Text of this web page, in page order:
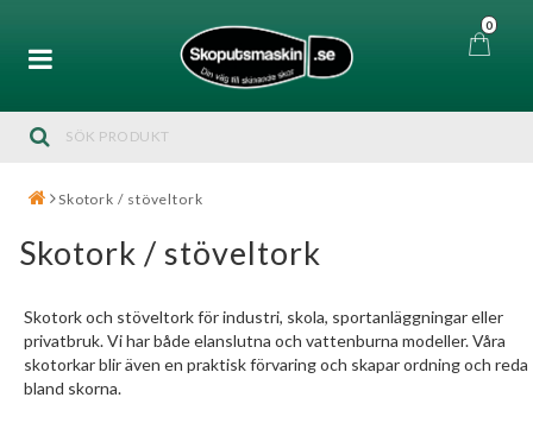
0
Skotork / stöveltork
Skotork / stöveltork
Skotork och stöveltork för industri, skola, sportanläggningar eller
privatbruk. Vi har både elanslutna och vattenburna modeller. Våra
skotorkar blir även en praktisk förvaring och skapar ordning och reda
bland skorna.